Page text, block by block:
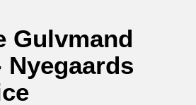
Gulvmand